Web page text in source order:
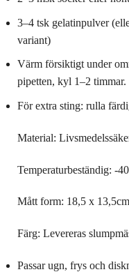
3–4 tsk gelatinpulver
variant)
Värm försiktigt under
pipetten, kyl 1–2 timmar.
För extra sting: rulla
Material:
Temperaturbeständig: -
Mått form: 18,5 x 13,5cm
Färg: Levereras
Passar ugn, frys och